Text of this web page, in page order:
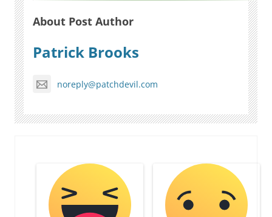
About Post Author
Patrick Brooks
noreply@patchdevil.com